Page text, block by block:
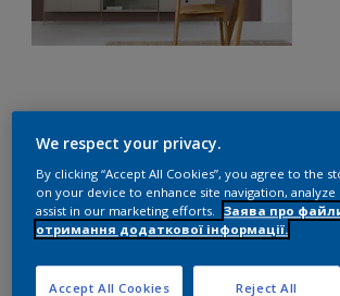
We respect your privacy.
By clicking “Accept All Cookies”, you agree to the
on your device to enhance site navigation, analyze
assist in our marketing efforts.
Заява про
отримання додаткової інформації.
Reject All
Accept All Cookies